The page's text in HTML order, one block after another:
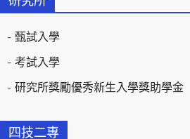
甄試入學
考試入學
研究所獎勵優秀新生入學獎助學金
四技二專